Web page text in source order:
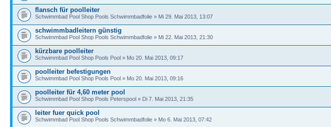
flansch für poolleiter
Schwimmbad Pool Shop Pools Schwimmbadfolie » Mi 29. Mai 2013, 13:07
schwimmbadleitern günstig
Schwimmbad Pool Shop Pools Schwimmbadfolie » Mi 22. Mai 2013, 21:30
kürzbare poolleiter
Schwimmbad Pool Shop Pools Pool » Mo 20. Mai 2013, 09:17
poolleiter befestigungen
Schwimmbad Pool Shop Pools Pool » Mo 20. Mai 2013, 09:16
poolleiter für 4,60 meter pool
Schwimmbad Pool Shop Pools Peterspool » Di 7. Mai 2013, 21:35
leiter fuer quick pool
Schwimmbad Pool Shop Pools Schwimmbadfolie » Mo 6. Mai 2013, 07:42